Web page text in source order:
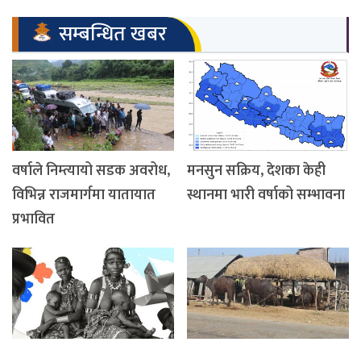
सम्बन्धित खबर
वर्षाले निम्त्यायो सडक अवरोध,
विभिन्न राजमार्गमा यातायात
प्रभावित
मनसुन सक्रिय, देशका केही
स्थानमा भारी वर्षाको सम्भावना